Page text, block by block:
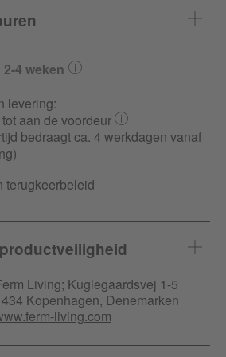
2-4 weken
levering:
aan de voordeur
bedraagt ca. 4 werkdagen vanaf
terugkeerbeleid
Living; Kuglegaardsvej 1-5
Kopenhagen, Denemarken
living.com